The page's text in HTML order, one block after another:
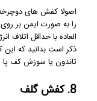
اصولا کفش های دوچرخه
را به صورت ایمن بر
العاده با حداقل اتلاف
ذکر است بدانید که
تاندون یا سوزش کف
8. کفش گلف